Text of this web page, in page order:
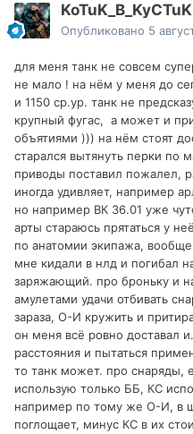
Опубликовано 5
для меня танк не совсем
не мало ! на нём у меня до
и 1150 ср.ур. танк не
крупный фугас, а может и
объятиями ))) на нём стоят
старался вытянуть перки по
приводы поставил пожалел,
иногда удивляет, например
но например ВК 36.01 уже
арты стараюсь прятаться у
по анатомии экипажа,
мне кидали в нлд и погибал
заряжающий. про броньку и
амулетами удачи отбивать
зараза, О-И кружить и
он меня всё ровно доставал
расстояния и пытаться
то танк может. про снаряды,
использую только ББ, КС
например по тому же О-И, в
поглощает, минус КС в их